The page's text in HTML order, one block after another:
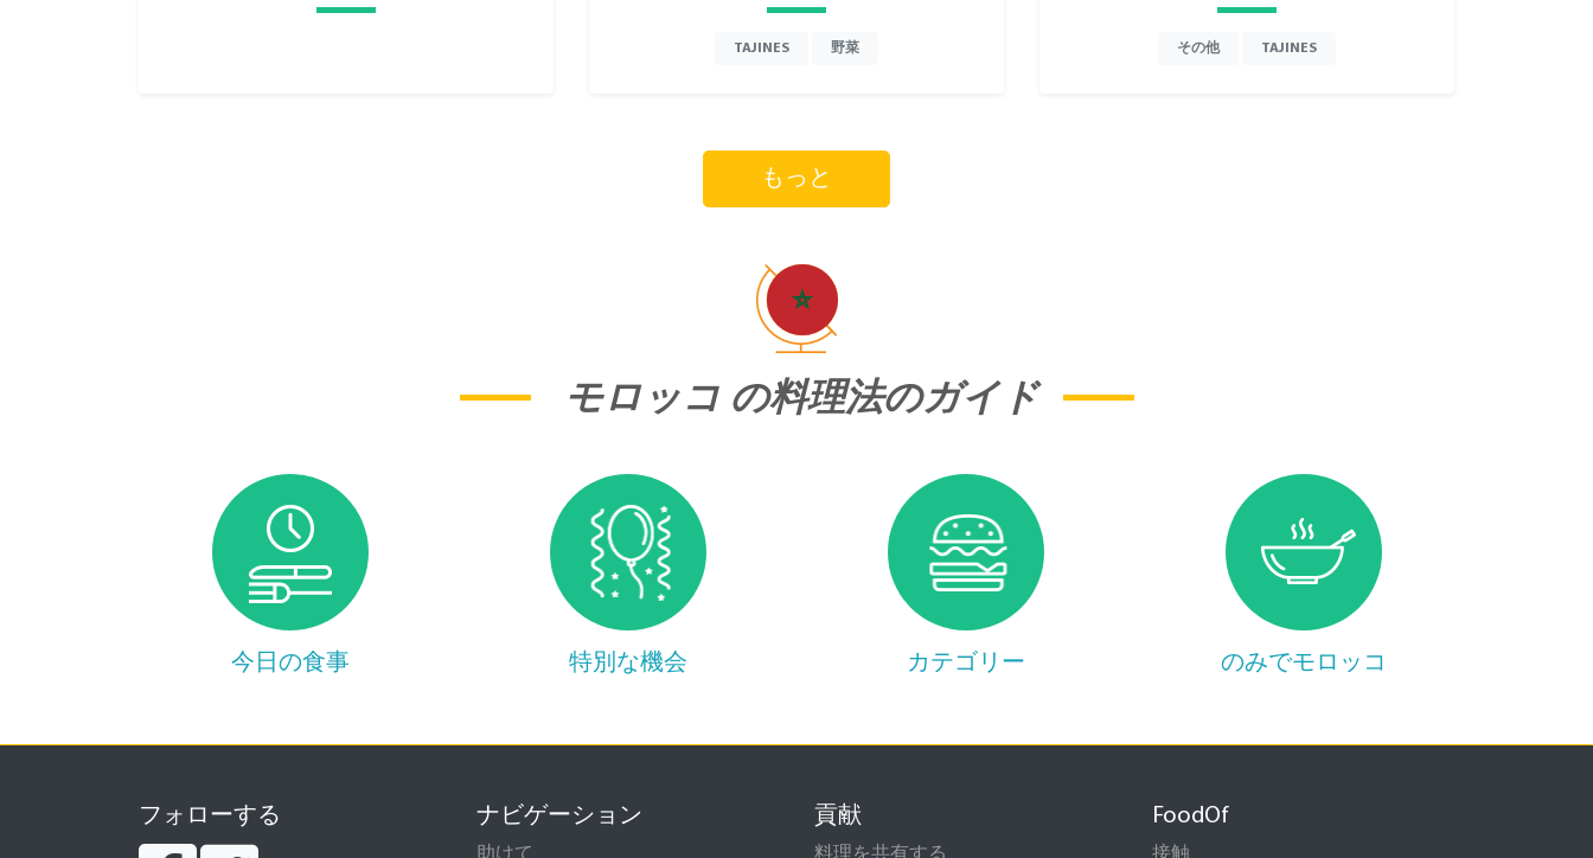
TAJINES 野菜 その他 TAJINES
もっと
モロッコ の料理法のガイド
今日の食事 特別な機会 カテゴリー のみでモロッコ
フォローする ナビゲーション 貢献 FoodOf